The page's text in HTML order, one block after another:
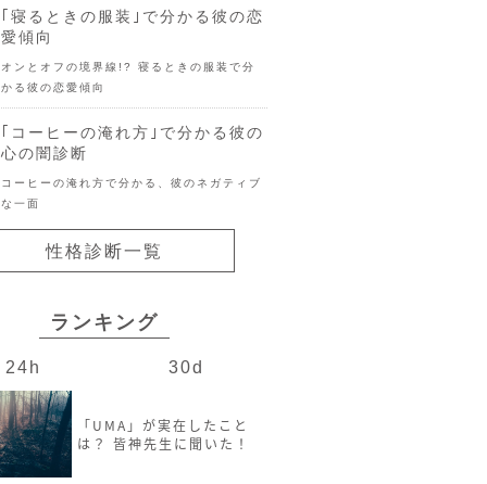
｢寝るときの服装｣で分かる彼の恋
愛傾向
オンとオフの境界線!? 寝るときの服装で分
かる彼の恋愛傾向
｢コーヒーの淹れ方｣で分かる彼の
心の闇診断
コーヒーの淹れ方で分かる、彼のネガティブ
な一面
性格診断一覧
ランキング
24h 30d
「UMA」が実在したこと
は？ 皆神先生に聞いた！